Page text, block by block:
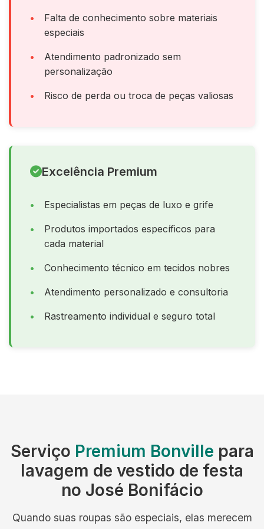
Falta de conhecimento sobre materiais
especiais
Atendimento padronizado sem
personalização
Risco de perda ou troca de peças valiosas
Excelência Premium
Especialistas em peças de luxo e grife
Produtos importados específicos para
cada material
Conhecimento técnico em tecidos nobres
Atendimento personalizado e consultoria
Rastreamento individual e seguro total
Serviço Premium Bonville para
lavagem de vestido de festa
no José Bonifácio
Quando suas roupas são especiais, elas merecem